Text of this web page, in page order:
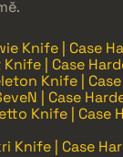
Knife | Case
| Case
Knife |
| Case
Knife | Case
Knife | Case